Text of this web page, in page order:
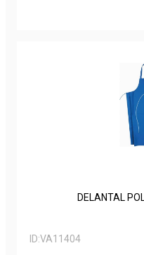
DELANTAL
ID:VA11404